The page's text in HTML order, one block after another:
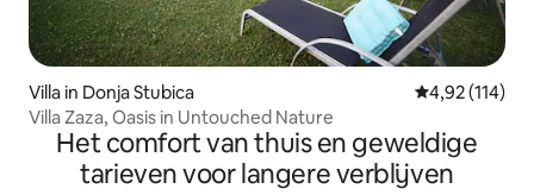
Villa in Donja Stubica Gemiddelde
4,92 (114)
Villa Zaza, Oasis in Untouched Nature
Het comfort van thuis en geweldige
tarieven voor langere verblijven